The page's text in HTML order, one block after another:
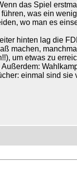
das Spiel
was ein
wo man es
hinten lag die
machen,
um etwas zu
einmal sind sie